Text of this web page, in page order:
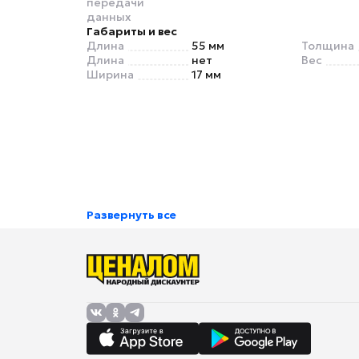
данных
Габариты и вес
Длина
55 мм
Длина
нет
Ширина
17 мм
Толщина
Вес
Развернуть все